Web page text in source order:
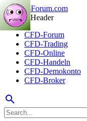
CFD-Forum
CFD-Trading
CFD-Online
CFD-Handeln
CFD-Demokonto
CFD-Broker
search